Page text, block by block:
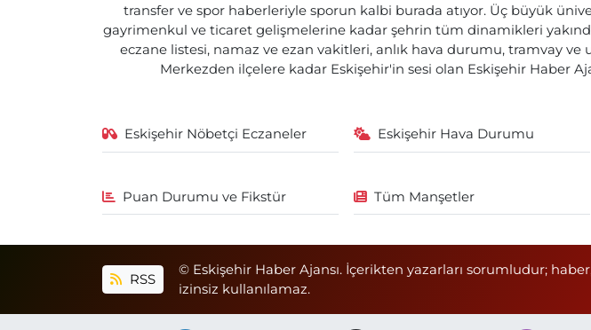
transfer ve spor haberleriyle sporun kalbi burada atıyor. Üç büyük
gayrimenkul ve ticaret gelişmelerine kadar şehrin tüm dinamikleri
eczane listesi, namaz ve ezan vakitleri, anlık hava durumu, tramvay
Merkezden ilçelere kadar Eskişehir'in sesi olan Eskişehir Haber
Eskişehir Nöbetçi Eczaneler Eskişehir Hava Durumu
Puan Durumu ve Fikstür Tüm Manşetler
RSS
© Eskişehir Haber Ajansı. İçerikten yazarları sorumludur;
izinsiz kullanılamaz.